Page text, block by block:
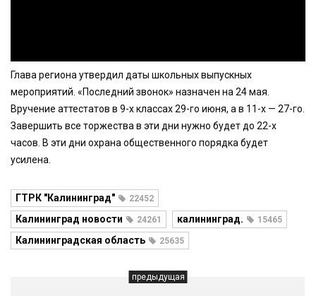
Глава региона утвердил даты школьных выпускных
мероприятий. «Последний звонок» назначен на 24 мая.
Вручение аттестатов в 9-х классах 29-го июня, а в 11-х — 27-го.
Завершить все торжества в эти дни нужно будет до 22-х
часов. В эти дни охрана общественного порядка будет
усилена.
ГТРК "Калининград" 22452
Калининград новости 24261 калининград. 15465
Калининградская область 25635
предыдущая